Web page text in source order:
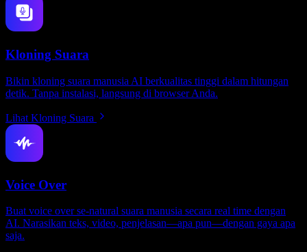
Kloning Suara
Bikin kloning suara manusia AI berkualitas tinggi dalam hitungan
detik. Tanpa instalasi, langsung di browser Anda.
Lihat Kloning Suara
Voice Over
Buat voice over se-natural suara manusia secara real time dengan
AI. Narasikan teks, video, penjelasan—apa pun—dengan gaya apa
saja.